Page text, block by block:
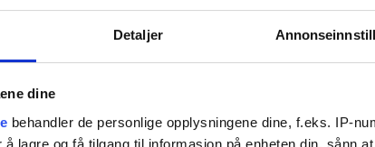
Detaljer
dine
behandler de personlige opplysningene dine, f.eks. IP-
lagre og få tilgang til informasjon på enheten din, sånn
Hadde hun egentlig en sak? Hun var syk, og lurte
å stå i dette.
henne til sitt kontor. Calderon fortalte alt som
seg for å gå til sak mot Oslo kommune.